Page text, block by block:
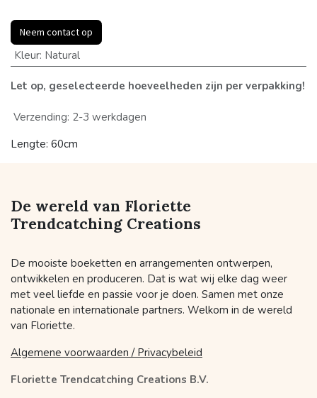
Neem contact op
Kleur: Natural
Let op, geselecteerde hoeveelheden zijn per verpakking!
Verzending: 2-3 werkdagen
Lengte: 60cm
De wereld van Floriette
Trendcatching Creations
De mooiste boeketten en arrangementen ontwerpen,
ontwikkelen en produceren. Dat is wat wij elke dag weer
met veel liefde en passie voor je doen. Samen met onze
nationale en internationale partners. Welkom in de wereld
van Floriette.
Algemene voorwaarden / Privacybeleid
Floriette Trendcatching Creations B.V.